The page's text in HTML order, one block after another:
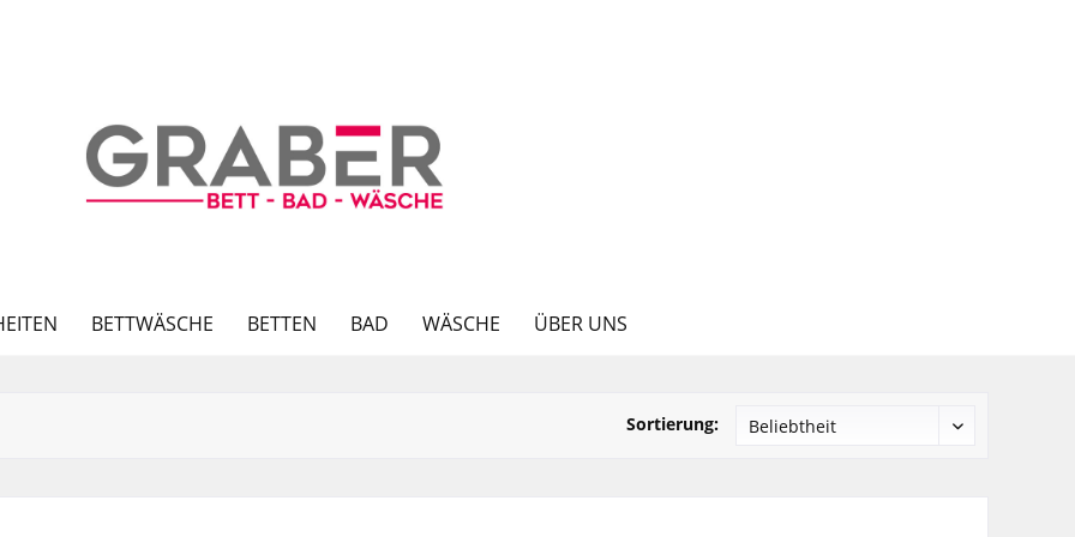
BETTWÄSCHE BETTEN BAD WÄSCHE ÜBER UNS
Sortierung: